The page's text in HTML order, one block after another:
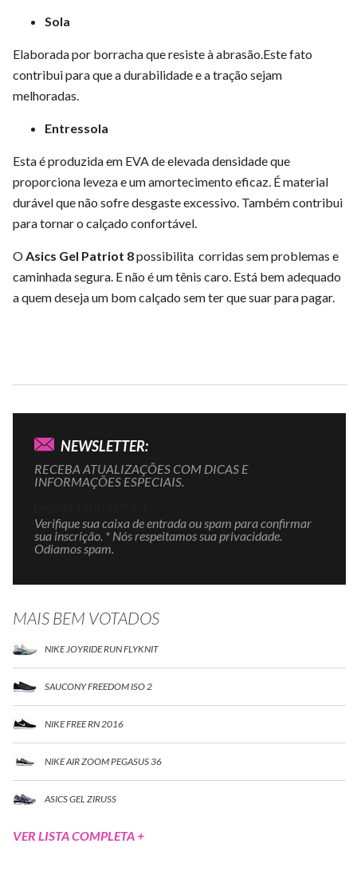
Sola
Elaborada por borracha que resiste à abrasão.Este fato
contribui para que a durabilidade e a tração sejam
melhoradas.
Entressola
Esta é produzida em EVA de elevada densidade que
proporciona leveza e um amortecimento eficaz. É material
durável que não sofre desgaste excessivo. Também contribui
para tornar o calçado confortável.
OAsics Gel Patriot 8possibilita corridas sem problemas e
caminhada segura. E não é um tênis caro. Está bem adequado
a quem deseja um bom calçado sem ter que suar para pagar.
NEWSLETTER:
RECEBA ATUALIZAÇÕES COM DICAS E
INFORMAÇÕES ESPECIAIS.
Verifique sua caixa de entrada ou spam para confirmar
sua inscrição. * Nós respeitamos sua privacidade.
Odiamos spam.
MAIS BEM VOTADOS
NIKE JOYRIDE RUN FLYKNIT
SAUCONY FREEDOM ISO 2
NIKE FREE RN 2016
NIKE AIR ZOOM PEGASUS 36
ASICS GEL ZIRUSS
VER LISTA COMPLETA +